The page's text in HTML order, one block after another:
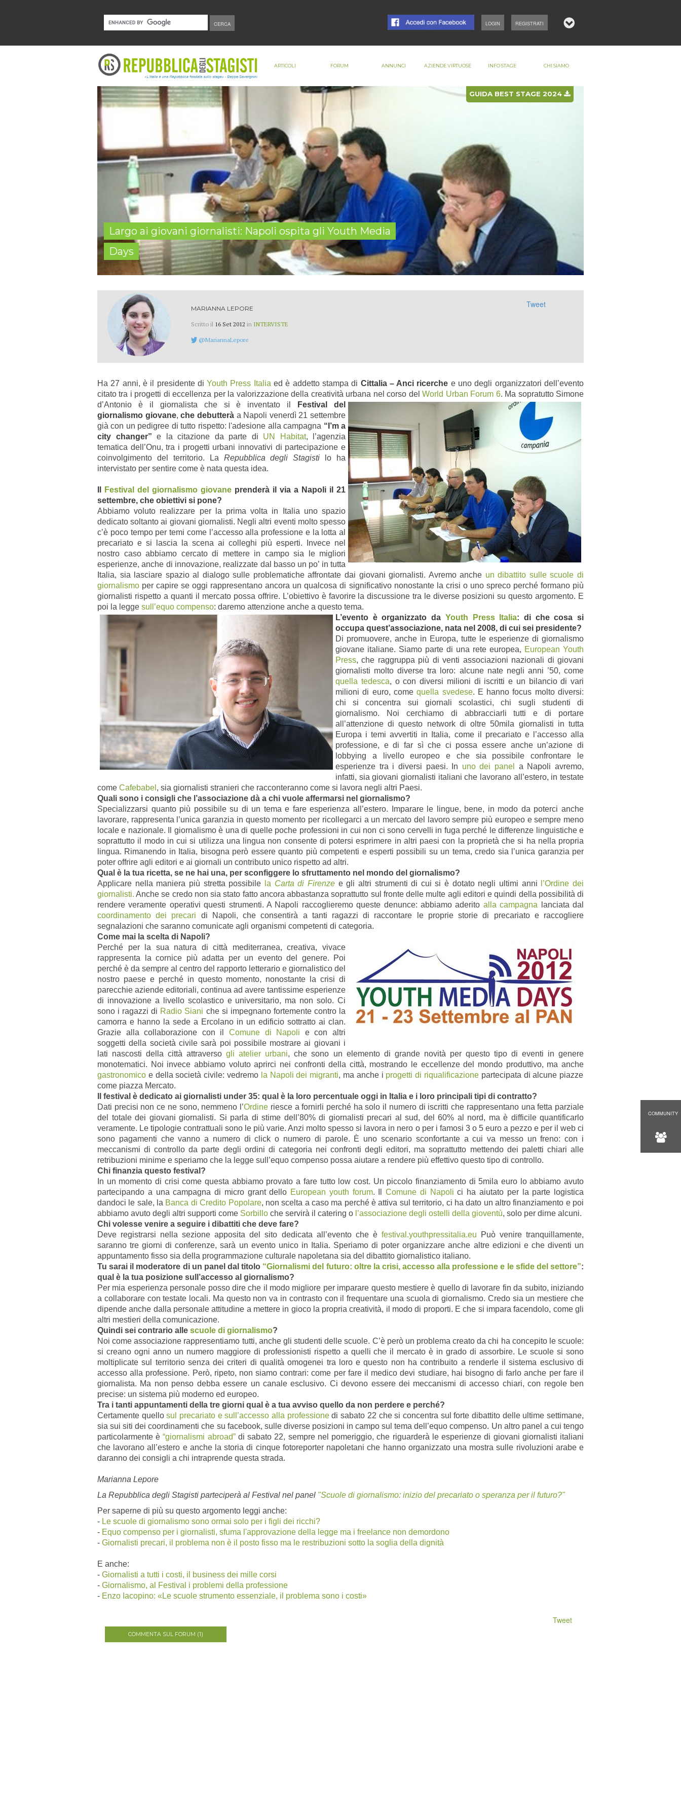
REGISTRATI
LOGIN
GUIDA BEST STAGE 2024
ARTICOLI FORUM ANNUNCI AZIENDE VIRTUOSE INFO STAGE CHI SIAMO
Largo ai giovani giornalisti: Napoli ospita gli Youth Media
Days
MARIANNA LEPORE
Scritto il 16 Set 2012 in INTERVISTE
@MariannaLepore
Tweet
Ha 27 anni, è il presidente diYouth Press Italia ed è addetto stampa di Cittalia – Anci ricerche e uno degli organizzatori dell’evento
citato tra i progetti di eccellenza per la valorizzazione della creatività urbana nelcorso delWorld Urban Forum 6. Ma sopratutto Simone
d’Antonio è il giornalista che si è inventato il
Festival del
giornalismo giovane,che debutteràa Napoli venerdì 21 settembre
già con un pedigree di tutto rispetto: l'adesione alla campagna “I’m a
city changer” e la citazione da parte di UN Habitat, l’agenzia
tematica dell’Onu, tra i progetti urbani innovativi di partecipazione e
coinvolgimento del territorio. La Repubblica degli Stagisti lo ha
intervistato per sentire come è nata questa idea.
Festival del giornalismo giovane prenderà il via a Napoli il 21
settembre, che obiettivi si pone?
Abbiamo voluto realizzare per la prima volta in Italia uno spazio
dedicato soltanto ai giovani giornalisti. Negli altri eventi molto spesso
c’è poco tempo per temi come l’accesso alla professione e la lotta al
precariato e si lascia la scena ai colleghi più esperti. Invece nel
nostro caso abbiamo cercato di mettere in campo sia le migliori
esperienze, anche di innovazione, realizzate dal basso un po’ in tutta
Italia, sia lasciare spazio al dialogo sulle problematiche affrontate dai giovani giornalisti. Avremo anche un dibattito sulle scuole di
giornalismo per capire se oggi rappresentano ancora un qualcosa di significativo nonostante la crisi o uno spreco perché formano più
giornalisti rispetto a quanti il mercato possa offrire. L’obiettivo è favorire la discussione tra le diverse posizioni su questo argomento. E
poi la legge sull’equo compenso: daremo attenzione anche a questo tema.
L’evento è organizzato da Youth Press Italia: di che cosa si
occupa quest’associazione, nata nel 2008, di cui sei presidente?
Di promuovere, anche in Europa, tutte le esperienze di giornalismo
giovane italiane. Siamo parte di una rete europea, European Youth
Press, che raggruppa più di venti associazioni nazionali di giovani
giornalisti molto diverse tra loro: alcune nate negli anni ’50, come
quella tedesca, o con diversi milioni di iscritti e un bilancio di vari
milioni di euro, comequella svedese. E hanno focus molto diversi:
chi si concentra sui giornali scolastici, chi sugli studenti di
giornalismo. Noi cerchiamo di abbracciarli tutti e di portare
all’attenzione di questo network di oltre 50mila giornalisti in tutta
Europa i temi avvertiti in Italia, come il precariato e l’accesso alla
professione, e di far sì che ci possa essere anche un’azione di
lobbying a livello europeo e che sia possibile confrontare le
esperienze tra i diversi paesi. In uno dei panel
a Napoli avremo,
infatti, sia giovani giornalisti italiani che lavorano all’estero, in testate
come Cafebabel , sia giornalisti stranieri che racconteranno come si lavora negli altri Paesi.
Quali sono i consigli che l’associazione dà a chi vuole affermarsi nel giornalismo?
Specializzarsi quanto più possibile su di un tema e fare esperienza all’estero. Imparare le lingue, bene, in modo da poterci anche
lavorare, rappresenta l’unica garanzia in questo momento per ricollegarci a un mercato del lavoro sempre più europeo e sempre meno
locale e nazionale. Il giornalismo è una di quelle poche professioni in cui non ci sono cervelli in fuga perché le differenze linguistiche e
soprattutto il modo in cui si utilizza una lingua non consente di potersi esprimere in altri paesi con la proprietà che si ha nella propria
lingua. Rimanendo in Italia, bisogna però essere quanto più competenti e esperti possibili su un tema, credo sia l’unica garanzia per
poter offrire agli editori e ai giornali un contributo unico rispetto ad altri.
Qual è la tua ricetta, se ne hai una, per sconfiggere lo sfruttamento nel mondo del giornalismo?
Applicare nella maniera più stretta possibile
la Carta di Firenze e gli altri strumenti di cui si è dotato negli ultimi anni l’Ordine dei
giornalisti. Anche se credo non sia stato fatto ancora abbastanza soprattutto sul fronte delle multe agli editori e quindi della possibilità di
rendere veramente operativi questi strumenti. A Napoli raccoglieremo queste denunce: abbiamo aderito alla campagna lanciata dal
coordinamento dei precari di Napoli, che consentirà a tanti ragazzi di raccontare le proprie storie di precariato e raccogliere
segnalazioni che saranno comunicate agli organismi competenti di categoria.
Come mai la scelta di Napoli?
Perché per la sua natura di città mediterranea, creativa, vivace
rappresenta la cornice più adatta per un evento del genere. Poi
perché è da sempre al centro del rapporto letterario e giornalistico del
nostro paese e perché in questo momento, nonostante la crisi di
parecchie aziende editoriali, continua ad avere tantissime esperienze
di innovazione a livello scolastico e universitario, ma non solo. Ci
sono i ragazzi di Radio Siani che si impegnano fortemente contro la
camorra e hanno la sede a Ercolano in un edificio sottratto ai clan.
Grazie alla collaborazione con il Comune di Napoli e con altri
soggetti della società civile sarà poi possibile mostrare ai giovani i
lati nascosti della città attraversogli atelier urbani, che sono un elemento di grande novità per questo tipo di eventi in genere
monotematici. Noi invece abbiamo voluto aprirci nei confronti della città, mostrando le eccellenze del mondo produttivo, ma anche
gastronomico e della società civile: vedremo la Napoli dei migranti, ma anche i progetti di riqualificazione partecipata di alcune piazze
come piazza Mercato.
Il festival è dedicato ai giornalisti under 35: qual è la loro percentuale oggi in Italia e i loro principali tipi di contratto?
Dati precisi non ce ne sono, nemmeno l’Ordine riesce a fornirli perché ha solo il numero di iscritti che rappresentano una fetta parziale
del totale dei giovani giornalisti. Si parla di stime dell’80% di giornalisti precari al sud, del 60% al nord, ma è difficile quantificarlo
veramente. Le tipologie contrattuali sono le più varie. Anzi molto spesso si lavora in nero o per i famosi 3 o 5 euro a pezzo e per il web ci
sono pagamenti che vanno a numero di click o numero di parole. È uno scenario sconfortante a cui va messo un freno: con i
meccanismi di controllo da parte degli ordini di categoria nei confronti degli editori, ma soprattutto mettendo dei paletti chiari alle
retribuzioni minime e speriamo che la legge sull’equo compenso possa aiutare a rendere più effettivo questo tipo di controllo.
Chi finanzia questo festival?
In un momento di crisi come questa abbiamo provato a fare tutto low cost. Un piccolo finanziamento di 5mila euro lo abbiamo avuto
partecipando a una campagna di micro grant dello European youth forum. IlComune di Napoli ci ha aiutato per la parte logistica
dandoci le sale, la Banca di Credito Popolare, non scelta a caso ma perché è attiva sul territorio, ci ha dato un altro finanziamento e poi
abbiamo avuto degli altri supporti come Sorbillo che servirà il catering o l’associazione degli ostelli della gioventù, solo per dirne alcuni.
Chi volesse venire a seguire i dibattiti che deve fare?
Deve registrarsi nella sezione apposita del sito dedicata all’evento che è festival.youthpressitalia.eu Può venire tranquillamente,
saranno tre giorni di conferenze, sarà un evento unico in Italia. Speriamo di poter organizzare anche altre edizioni e che diventi un
appuntamento fisso sia della programmazione culturale napoletana sia del dibattito giornalistico italiano.
Tu sarai il moderatore di un panel dal titolo “Giornalismi del futuro: oltre la crisi, accesso alla professione e le sfide del settore”:
qual è la tua posizione sull’accesso al giornalismo?
Per mia esperienza personale posso dire che il modo migliore per imparare questo mestiere è quello di lavorare fin da subito, iniziando
a collaborare con testate locali. Ma questo non va in contrasto con il frequentare una scuola di giornalismo. Credo sia un mestiere che
dipende anche dalla personale attitudine a mettere in gioco la propria creatività, il modo di proporti. E che si impara facendolo, come gli
altri mestieri della comunicazione.
Quindi sei contrario alle scuole di giornalismo?
Noi come associazione rappresentiamo tutti, anche gli studenti delle scuole. C’è però un problema creato da chi ha concepito le scuole:
si creano ogni anno un numero maggiore di professionisti rispetto a quelli che il mercato è in grado di assorbire. Le scuole si sono
moltiplicate sul territorio senza dei criteri di qualità omogenei tra loro e questo non ha contribuito a renderle il sistema esclusivo di
accesso alla professione. Però, ripeto, non siamo contrari: come per fare il medico devi studiare, hai bisogno di farlo anche per fare il
giornalista. Ma non penso debba essere un canale esclusivo. Ci devono essere dei meccanismi di accesso chiari, con regole ben
precise: un sistema più moderno ed europeo.
Tra i tanti appuntamenti della tre giorni qual è a tua avviso quello da non perdere e perché?
Certamente quellosul precariato e sull’accesso alla professionedi sabato 22 che si concentra sul forte dibattito delle ultime settimane,
sia sui siti dei coordinamenti che su facebook, sulle diverse posizioni in campo sul tema dell’equo compenso. Un altro panel a cui tengo
particolarmente è“giornalismi abroad”di sabato 22, sempre nel pomeriggio, che riguarderà le esperienze di giovani giornalisti italiani
che lavorano all’estero e anche la storia di cinque fotoreporter napoletani che hanno organizzato una mostra sulle rivoluzioni arabe e
daranno dei consigli a chi intraprende questa strada.
Marianna Lepore
La Repubblica degli Stagisti parteciperà al Festival nel panel "Scuole di giornalismo: inizio del precariato o speranza per il futuro?"
Per saperne di più su questo argomento leggi anche:
- Le scuole di giornalismo sono ormai solo per i figli dei ricchi?
- Equo compenso per i giornalisti, sfuma l'approvazione della legge ma i freelance non demordono
- Giornalisti precari, il problema non è il posto fisso ma le restribuzioni sotto la soglia della dignità
E anche:
- Giornalisti a tutti i costi, il business dei mille corsi
- Giornalismo, al Festival i problemi della professione
- Enzo Iacopino: «Le scuole strumento essenziale, il problema sono i costi»
COMMENTA SUL FORUM (1)
Tweet
COMMUNITY